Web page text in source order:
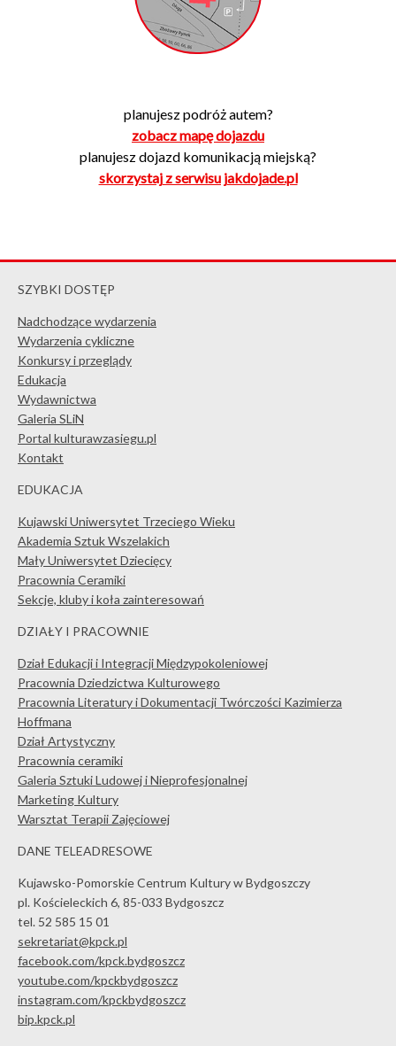
planujesz podróż autem?
zobacz mapę dojazdu
planujesz dojazd komunikacją miejską?
skorzystaj z serwisu jakdojade.pl
SZYBKI DOSTĘP
Nadchodzące wydarzenia
Wydarzenia cykliczne
Konkursy i przeglądy
Edukacja
Wydawnictwa
Galeria SLiN
Portal kulturawzasiegu.pl
Kontakt
EDUKACJA
Kujawski Uniwersytet Trzeciego Wieku
Akademia Sztuk Wszelakich
Mały Uniwersytet Dziecięcy
Pracownia Ceramiki
Sekcje, kluby i koła zainteresowań
DZIAŁY I PRACOWNIE
Dział Edukacji i Integracji Międzypokoleniowej
Pracownia Dziedzictwa Kulturowego
Pracownia Literatury i Dokumentacji Twórczości Kazimierza
Hoffmana
Dział Artystyczny
Pracownia ceramiki
Galeria Sztuki Ludowej i Nieprofesjonalnej
Marketing Kultury
Warsztat Terapii Zajęciowej
DANE TELEADRESOWE
Kujawsko-Pomorskie Centrum Kultury w Bydgoszczy
pl. Kościeleckich 6, 85-033 Bydgoszcz
tel. 52 585 15 01
sekretariat@kpck.pl
facebook.com/kpck.bydgoszcz
youtube.com/kpckbydgoszcz
instagram.com/kpckbydgoszcz
bip.kpck.pl